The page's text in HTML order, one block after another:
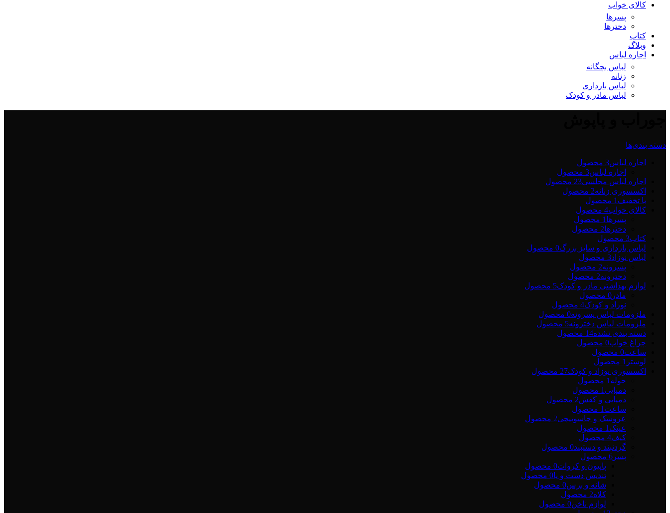
کالای خواب
پسرها
دخترها
کتاب
وبلاگ
اجاره لباس
لباس بچگانه
زنانه
لباس بارداری
لباس مادر و کودک
دسته بندی‌ها
اجاره لباس3 محصول
اجاره لباس3 محصول
اجاره لباس مجلسی23 محصول
اکسسوری زنانه2 محصول
با تخفیف 1 محصول
کالای خواب4 محصول
پسرها 1 محصول
دخترها2 محصول
کتاب3 محصول
لباس بارداری و سایز بزرگ0 محصول
لباس نوزاد3 محصول
پسرونه2 محصول
دخترونه2 محصول
لوازم بهداشتی مادر و کودک5 محصول
مادر 0 محصول
نوزاد و کودک4 محصول
ملزومات لباس پسرونه0 محصول
ملزومات لباس دخترونه5 محصول
دسته بندی نشده14 محصول
چراغ خواب0 محصول
ساعت0 محصول
لوستر 1 محصول
اکسسوری نوزاد و کودک27 محصول
حوله 1 محصول
دمپایی 1 محصول
دمپایی و کفش2 محصول
ساعت 1 محصول
عروسک و جاسوییچی2 محصول
عینک 1 محصول
کیف4 محصول
گردنبند و دستبند0 محصول
پسر 6 محصول
پاپیون و کروات0 محصول
تندیس دست و پا0 محصول
شانه و برس0 محصول
کلاه2 محصول
لوازم ناخن0 محصول